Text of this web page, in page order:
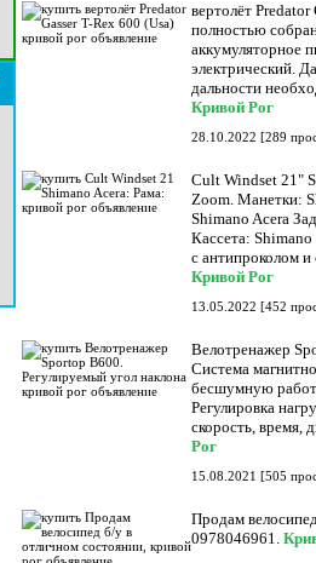
вертолёт
полностью
аккумуляторное
электрический.
дальности
Кривой Рог
28.10.2022 [289
Cult Windset 21"
Zoom. Манетки:
Shimano Acera
Кассета:
с антипроколом и
Кривой Рог
13.05.2022 [452
Велотренажер
Система
бесшумную
Регулировка
скорость, время,
Рог
15.08.2021 [505
Продам
0978046961.